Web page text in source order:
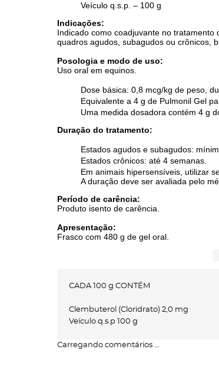
Veículo q.s.p. – 100 g
Indicações:
Indicado como coadjuvante no
quadros agudos, subagudos ou crônicos,
Posologia e modo de uso:
Uso oral em equinos.
Dose básica: 0,8 mcg/kg de peso,
Equivalente a 4 g de Pulmonil Gel
Uma medida dosadora contém 4 g
Duração do tratamento:
Estados agudos e subagudos:
Estados crônicos: até 4 semanas.
Em animais hipersensíveis, utilizar
A duração deve ser avaliada pelo
Período de carência:
Produto isento de carência.
Apresentação:
Frasco com 480 g de gel oral.
CADA 100 g CONTÉM
Clembuterol (Cloridrato) 2,0 mg
Veículo q.s.p 100 g
Carregando comentários ...